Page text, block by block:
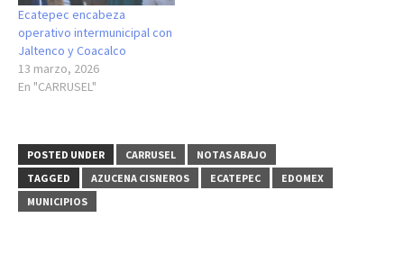
Ecatepec encabeza
operativo intermunicipal con
Jaltenco y Coacalco
13 marzo, 2026
En "CARRUSEL"
POSTED UNDER CARRUSEL
NOTAS ABAJO
TAGGED
AZUCENA CISNEROS ECATEPEC
EDOMEX
MUNICIPIOS